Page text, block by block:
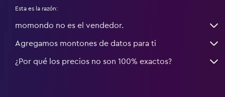
Esta es la razón:
momondo no es el vendedor.
Agregamos montones de datos para ti
¿Por qué los precios no son 100% exactos?